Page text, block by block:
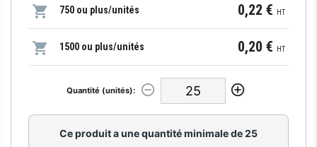
750 ou plus/unités 0,22 € HT
1500 ou plus/unités 0,20 € HT
Quantité (unités):
Ce produit a une quantité minimale de 25